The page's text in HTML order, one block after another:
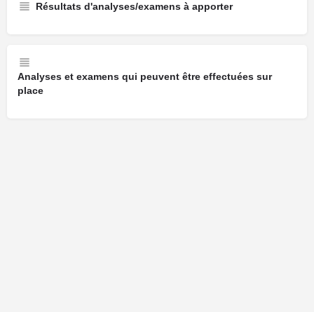
Résultats d'analyses/examens à apporter
Analyses et examens qui peuvent être effectuées sur
place